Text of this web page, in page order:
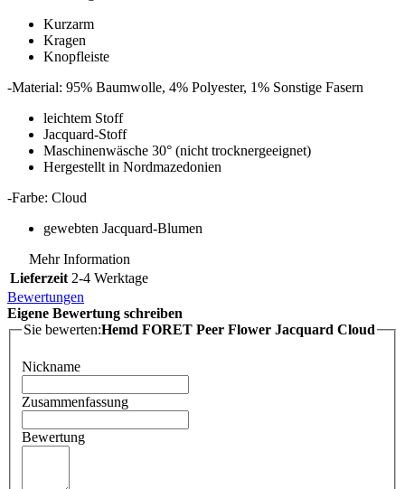
Kurzarm
Kragen
Knopfleiste
-Material: 95% Baumwolle, 4% Polyester, 1% Sonstige Fasern
leichtem Stoff
Jacquard-Stoff
Maschinenwäsche 30° (nicht trocknergeeignet)
Hergestellt in Nordmazedonien
-Farbe: Cloud
gewebten Jacquard-Blumen
Mehr Information
Lieferzeit 2-4 Werktage
Bewertungen
Eigene Bewertung schreiben
Sie bewerten:Hemd FORET Peer Flower Jacquard Cloud
Nickname
Zusammenfassung
Bewertung